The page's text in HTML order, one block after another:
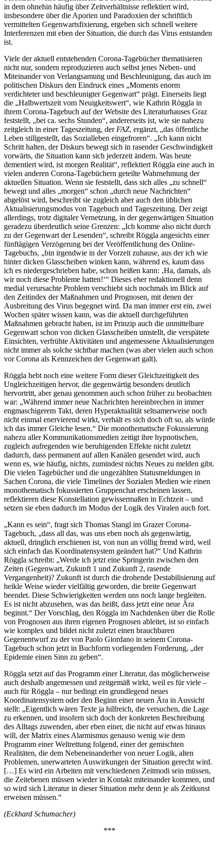
in dem ohnehin häufig über Zeitverhältnisse reflektiert wird,
insbesondere über die Aporien und Paradoxien der schriftlich
vermittelten Gegenwartsfixierung, ergeben sich schnell weitere
Interferenzen mit eben der Situation, die durch das Virus entstanden
ist.
Viele der aktuell entstehenden Corona-Tagebücher thematisieren
nicht nur, sondern reproduzieren auch selbst jenes Neben- und
Miteinander von Verlangsamung und Beschleunigung, das auch im
politischen Diskurs den Eindruck eines „Moments enorm
verdichteter und beschleunigter Gegenwart“ prägt. Einerseits liegt
die „Halbwertszeit vom Neuigkeitswert“, wie Kathrin Röggla in
ihrem Corona-Tagebuch auf der Website des Literaturhauses Graz
feststellt, „bei ca. sechs Stunden“, andererseits ist, wie sie nahezu
zeitgleich in einer Tageszeitung, der FAZ, ergänzt, „das öffentliche
Leben stillgestellt, das Sozialleben eingefroren“. „Ich kann nicht
Schritt halten, der Diskurs bewegt sich in rasender Geschwindigkeit
vorwärts, die Situation kann sich jederzeit ändern. Was heute
dementiert wird, ist morgen Realität“, reflektiert Röggla eine auch in
vielen anderen Corona-Tagebüchern geteilte Wahrnehmung der
aktuellen Situation. Wenn sie feststellt, dass sich alles „zu schnell“
bewegt und alles „morgen“ schon „durch neue Nachrichten“
abgelöst wird, beschreibt sie zugleich aber auch den üblichen
Aktualisierungsmodus von Tagebuch und Tageszeitung. Der zeigt
allerdings, trotz digitaler Vernetzung, in der gegenwärtigen Situation
geradezu überdeutlich seine Grenzen: „Ich komme also nicht durch
zu der Gegenwart der Lesenden“, schreibt Röggla angesichts einer
fünftägigen Verzögerung bei der Veröffentlichung des Online-
Tagebuchs, „bin irgendwie in der Vorzeit zuhause, aus der ich wie
hinter dicken Glasscheiben winken kann, während es, kaum dass
ich es niedergeschrieben habe, schon heißen kann: ‚Ha, damals, als
wir noch diese Probleme hatten!‘“ Dieses eher redaktionell denn
medial verursachte Problem verschiebt sich nochmals im Blick auf
den Zeitindex der Maßnahmen und Prognosen, mit denen der
Ausbreitung des Virus begegnet wird. Da man immer erst ein, zwei
Wochen später wissen kann, was die aktuell durchgeführten
Maßnahmen gebracht haben, ist im Prinzip auch die unmittelbare
Gegenwart schon von dicken Glasscheiben umstellt, die verspätete
Einsichten, verfrühte Aktivitäten und angemessene Aktualisierungen
nicht immer als solche sichtbar machen (was aber vielen auch schon
vor Corona als Kennzeichen der Gegenwart galt).
Röggla hebt noch eine weitere Form dieser Gleichzeitigkeit des
Ungleichzeitigen hervor, die gegenwärtig besonders deutlich
hervortritt, aber genau genommen auch schon früher zu beobachten
war: „Während immer neue Nachrichten hereinbrechen in immer
engmaschigerem Takt, deren Hyperaktualität seltsamerweise noch
nicht einmal enervierend wirkt, verhält es sich doch oft so, als würde
ich das immer Gleiche lesen.“ Die monothematische Fokussierung
nahezu aller Kommunikationsmedien zeitigt ihre hypnotischen,
zugleich aufregenden wie beruhigenden Effekte nicht zuletzt
dadurch, dass permanent auf allen Kanälen gesendet wird, auch
wenn es, wie häufig, nichts, zumindest nichts Neues zu melden gibt.
Die vielen Tagebücher und die ungezählten Statusmeldungen in
Sachen Corona, die viele Timelines der Sozialen Medien wie einen
monothematisch fokussierten Gruppenchat erscheinen lassen,
reflektieren diese Konstellation gewissermaßen in Echtzeit – und
setzen sie eben dadurch im Modus der Logik des Viralen auch fort.
„Kann es sein“, fragt sich Thomas Stangl im Grazer Corona-
Tagebuch, „dass all das, was uns eben noch als gegenwärtig,
aktuell, dringlich erschienen ist, von nun an völlig fremd wird, weil
sich einfach das Koordinatensystem geändert hat?“ Und Kathrin
Röggla schreibt: „Werde ich jetzt eine Springerin zwischen den
Zeiten (Gegenwart, Zukunft 1 und Zukunft 2, rasende
Vergangenheit)? Zukunft ist durch die drohende Destabilisierung auf
heikle Weise wieder vielfältig geworden, die breite Gegenwart
beendet. Diese Schwierigkeiten werden uns noch lange begleiten.
Es ist nicht abzusehen, was das heißt, dass jetzt eine neue Ära
beginnt.“ Der Vorschlag, den Röggla im Nachdenken über die Rolle
von Prognosen aus ihren eigenen Prognosen ableitet, ist so einfach
wie komplex und bildet nicht zuletzt einen brauchbaren
Gegenentwurf zu der von Paolo Giordano in seinem Corona-
Tagebuch schon jetzt in Buchform vorliegenden Forderung, „der
Epidemie einen Sinn zu geben“.
Röggla setzt auf das Programm einer Literatur, das möglicherweise
auch deshalb angemessen und zeitgemäß wirkt, weil es für viele –
auch für Röggla – nur bedingt ein grundlegend neues
Koordinatensystem oder den Beginn einer neuen Ära in Aussicht
stellt: „Eigentlich wären Texte ja hilfreich, die versuchen, die Lage
zu erkennen, und insofern sich doch der konkreten Beschreibung
des Alltags zuwenden, aber eben einer, die nicht auf etwas hinaus
will, der Matrix eines Alarmismus genauso wenig wie dem
Programm einer Weltrettung folgend, einer der gemischten
Realitäten, die dem Nebeneinanderher von neuer Logik, alten
Problemen, unerwarteten Auswirkungen der Situation gerecht wird.
[…] Es wird ein Arbeiten mit verschiedenen Zeitmodi sein müssen,
die Zeitebenen müssen wieder in Kontakt miteinander kommen, und
so wird sich Literatur in dieser Situation mehr denn je als Zeitkunst
erweisen müssen.“
(Eckhard Schumacher)
***